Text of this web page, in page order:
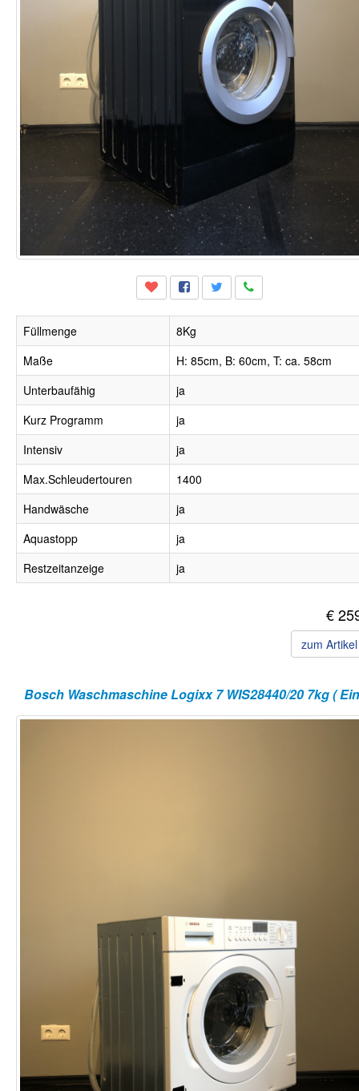
Füllmenge
8Kg
Maße
H: 85cm, B: 60cm, T: ca. 58cm
Unterbaufähig
ja
Kurz Programm
ja
Intensiv
ja
Max.Schleudertouren
1400
Handwäsche
ja
Aquastopp
ja
Restzeitanzeige
ja
€
zum